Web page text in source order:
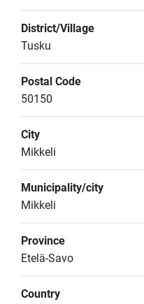
District/Village
Tusku
Postal Code
50150
City
Mikkeli
Municipality/city
Mikkeli
Province
Etelä-Savo
Country